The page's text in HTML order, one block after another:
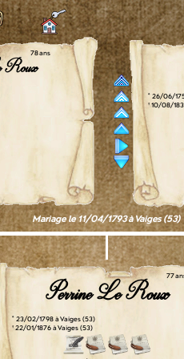
78 ans
Roux
° 26/06/
† 10/08/
Mariage le 11/04/1793 à Vaiges (53)
77
Perrine Le Roux
° 23/02/1798 à Vaiges (53)
† 22/01/1876 à Vaiges (53)